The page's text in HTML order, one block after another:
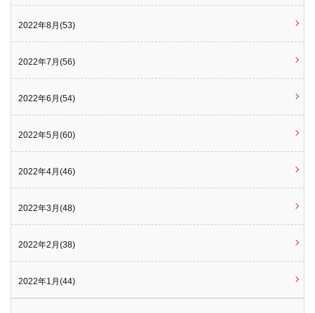
2022年8月(53)
2022年7月(56)
2022年6月(54)
2022年5月(60)
2022年4月(46)
2022年3月(48)
2022年2月(38)
2022年1月(44)